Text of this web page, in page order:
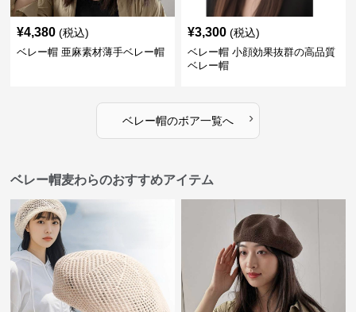
¥4,380 (税込)
ベレー帽 亜麻素材薄手ベレー帽
¥3,300 (税込)
ベレー帽 小顔効果抜群の高品質
ベレー帽
ベレー帽のボア一覧へ ›
ベレー帽麦わらのおすすめアイテム